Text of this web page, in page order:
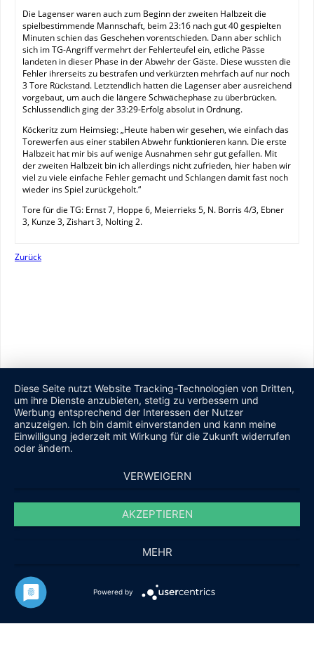
Die Lagenser waren auch zum Beginn der zweiten Halbzeit die
spielbestimmende Mannschaft, beim 23:16 nach gut 40 gespielten
Minuten schien das Geschehen vorentschieden. Dann aber schlich
sich im TG-Angriff vermehrt der Fehlerteufel ein, etliche Pässe
landeten in dieser Phase in der Abwehr der Gäste. Diese wussten die
Fehler ihrerseits zu bestrafen und verkürzten mehrfach auf nur noch
3 Tore Rückstand. Letztendlich hatten die Lagenser aber ausreichend
vorgebaut, um auch die längere Schwächephase zu überbrücken.
Schlussendlich ging der 33:29-Erfolg absolut in Ordnung.
Köckeritz zum Heimsieg: „Heute haben wir gesehen, wie einfach das
Torewerfen aus einer stabilen Abwehr funktionieren kann. Die erste
Halbzeit hat mir bis auf wenige Ausnahmen sehr gut gefallen. Mit
der zweiten Halbzeit bin ich allerdings nicht zufrieden, hier haben wir
viel zu viele einfache Fehler gemacht und Schlangen damit fast noch
wieder ins Spiel zurückgeholt.“
Tore für die TG: Ernst 7, Hoppe 6, Meierrieks 5, N. Borris 4/3, Ebner
3, Kunze 3, Zishart 3, Nolting 2.
Zurück
Diese Seite nutzt Website Tracking-Technologien von Dritten,
um ihre Dienste anzubieten, stetig zu verbessern und
Werbung entsprechend der Interessen der Nutzer
anzuzeigen. Ich bin damit einverstanden und kann meine
Einwilligung jederzeit mit Wirkung für die Zukunft widerrufen
oder ändern.
VERWEIGERN
AKZEPTIEREN
MEHR
Powered by